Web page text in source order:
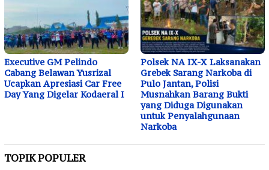
Executive GM Pelindo
Cabang Belawan Yusrizal
Ucapkan Apresiasi Car Free
Day Yang Digelar Kodaeral I
Polsek NA IX-X Laksanakan
Grebek Sarang Narkoba di
Pulo Jantan, Polisi
Musnahkan Barang Bukti
yang Diduga Digunakan
untuk Penyalahgunaan
Narkoba
TOPIK POPULER